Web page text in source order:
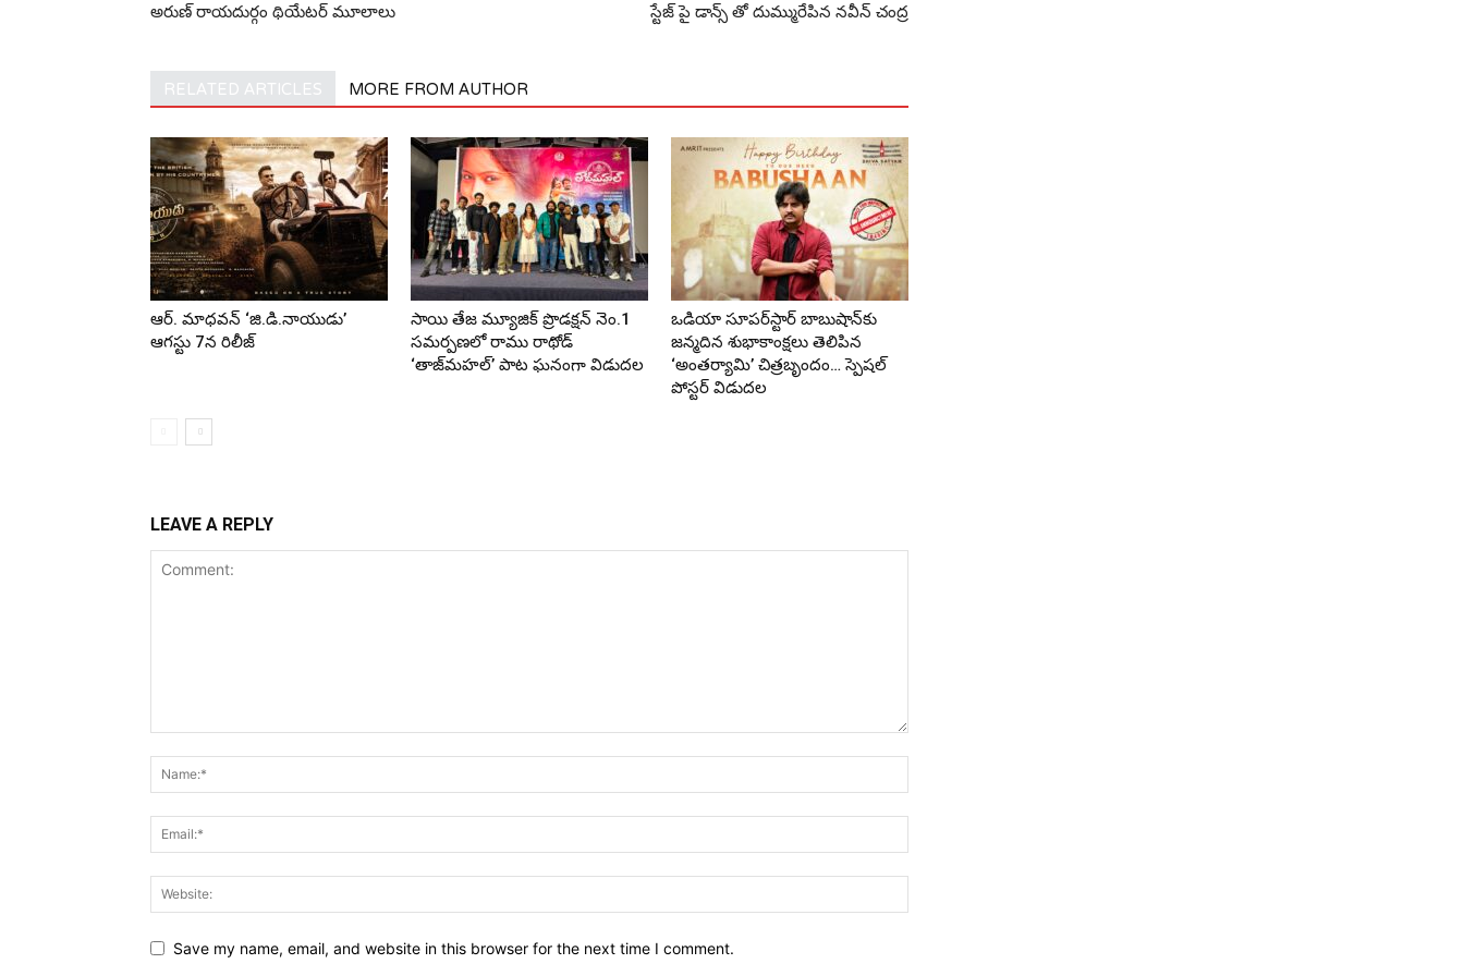
అరుణ్ రాయదుర్గం థియేటర్ మూలాలు స్టేజ్ పై డాన్స్ తో దుమ్మురేపిన నవీన్ చంద్ర
RELATED ARTICLES MORE FROM AUTHOR
ఆర్‌. మాధవన్‌ ‘జి.డి.నాయుడు’
ఆగస్టు 7న రిలీజ్
సాయి తేజ మ్యూజిక్ ప్రొడక్షన్ నెం.1
సమర్పణలో రాము రాథోడ్
‘తాజ్‌మహల్’ పాట ఘనంగా విడుదల
ఒడియా సూపర్‌స్టార్ బాబుషాన్‌కు
జన్మదిన శుభాకాంక్షలు తెలిపిన
‘అంతర్యామి’ చిత్రబృందం… స్పెషల్
పోస్టర్ విడుదల
LEAVE A REPLY
Save my name, email, and website in this browser for the next time I comment.